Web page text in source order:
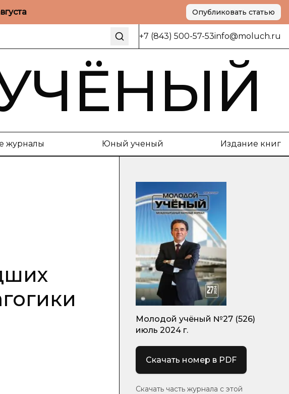
Опубликовать статью
+7 (843) 500-57-53info@moluch.ru
журналы Юный ученый Издание книг
Молодой учёный №27 (526)
июль 2024 г.
Скачать номер в PDF
Скачать часть журнала с этой